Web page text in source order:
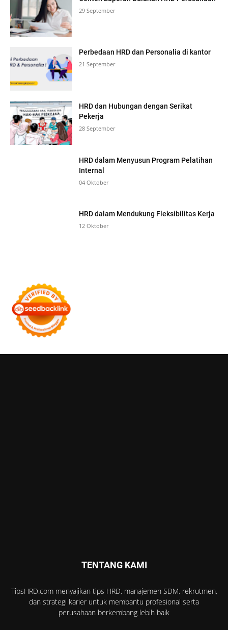
29 September
Perbedaan HRD dan Personalia di kantor
21 September
HRD dan Hubungan dengan Serikat
Pekerja
28 September
HRD dalam Menyusun Program Pelatihan
Internal
04 Oktober
HRD dalam Mendukung Fleksibilitas Kerja
12 Oktober
TENTANG KAMI
TipsHRD.com menyajikan tips HRD, manajemen SDM, rekrutmen,
dan strategi karier untuk membantu profesional serta
perusahaan berkembang lebih baik